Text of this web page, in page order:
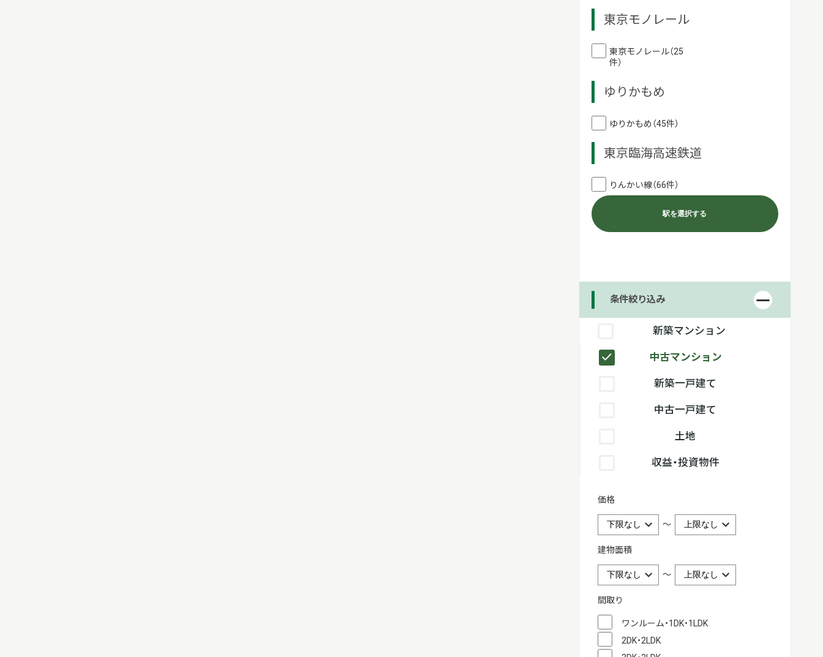
東京モノレール
東京モノレール（25
件）
ゆりかもめ
ゆりかもめ（45件）
東京臨海高速鉄道
りんかい線（66件）
駅を選択する
条件絞り込み
新築マンション
中古マンション
新築一戸建て
中古一戸建て
土地
収益・投資物件
価格
～
建物面積
～
間取り
ワンルーム・1DK・1LDK
2DK・2LDK